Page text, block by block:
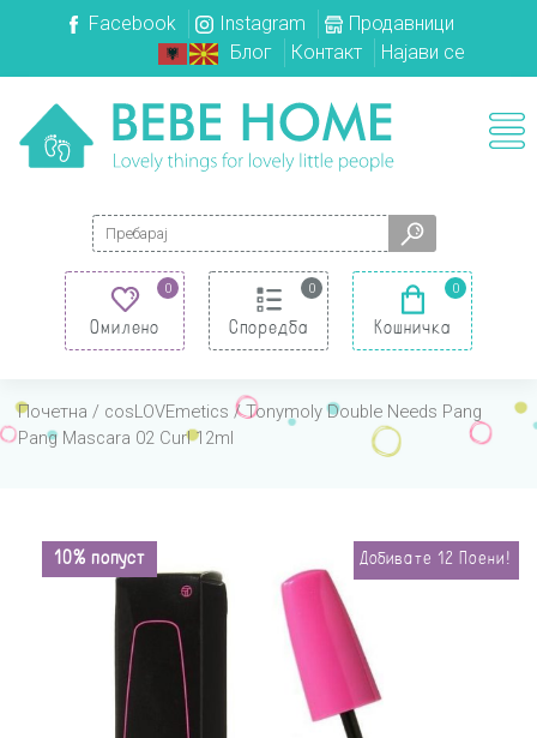
Facebook Instagram
Продавници
Блог
Контакт Најави се
Search for:
0
Омилено
0
Споредба
0
Кошничка
Почетна / cosLOVEmetics / Tonymoly Double Needs Pang
Pang Mascara 02 Curl 12ml
10% попуст Добивате 12 Поени!